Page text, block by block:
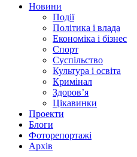
Новини
Події
Політика і влада
Економіка і бізнес
Спорт
Суспільство
Культура і освіта
Кримінал
Здоров’я
Цікавинки
Проекти
Блоги
Фоторепортажі
Архів